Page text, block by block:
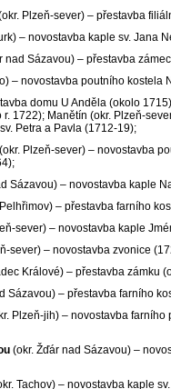
Plzeň-sever) – přestavba
– novostavba kaple sv. Jana
nad Sázavou) – přestavba
‒ novostavba poutního kostela
domu U Anděla (okolo
1722); Manětín (okr. Plzeň-
Petra a Pavla (1712-19);
(okr. Plzeň-sever) – novostavba
Sázavou) – novostavba kaple
– přestavba farního
sever) – novostavba kaple
sever) – novostavba zvonice
Králové) – přestavba zámku
Sázavou) – přestavba farního
Plzeň-jih) – novostavba farního
(okr. Žďár nad Sázavou) –
Tachov) – novostavba kaple